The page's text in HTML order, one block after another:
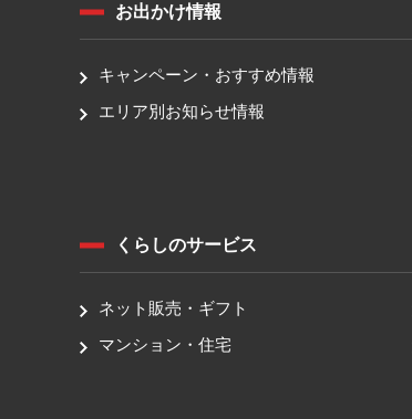
お出かけ情報
キャンペーン・おすすめ情報
エリア別お知らせ情報
くらしのサービス
ネット販売・ギフト
マンション・住宅